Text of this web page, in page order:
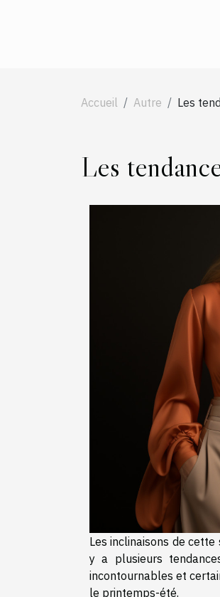
Accueil Autre Les
Les
Les inclinaisons de
y a plusieurs
incontournables et
le printemps-été.